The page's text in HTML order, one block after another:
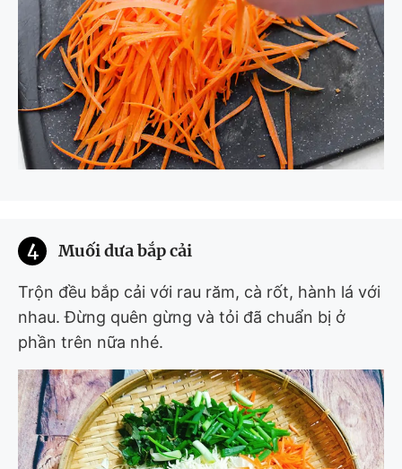
4 Muối dưa bắp cải
Trộn đều bắp cải với rau răm, cà rốt, hành lá với
nhau. Đừng quên gừng và tỏi đã chuẩn bị ở
phần trên nữa nhé.